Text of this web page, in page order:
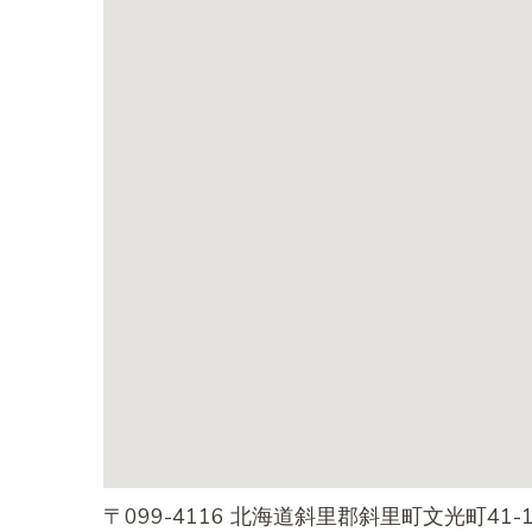
〒099-4116 北海道斜里郡斜里町文光町41-